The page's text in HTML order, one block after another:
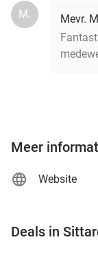
M.
Mevr.
Meer
Website
Deals in